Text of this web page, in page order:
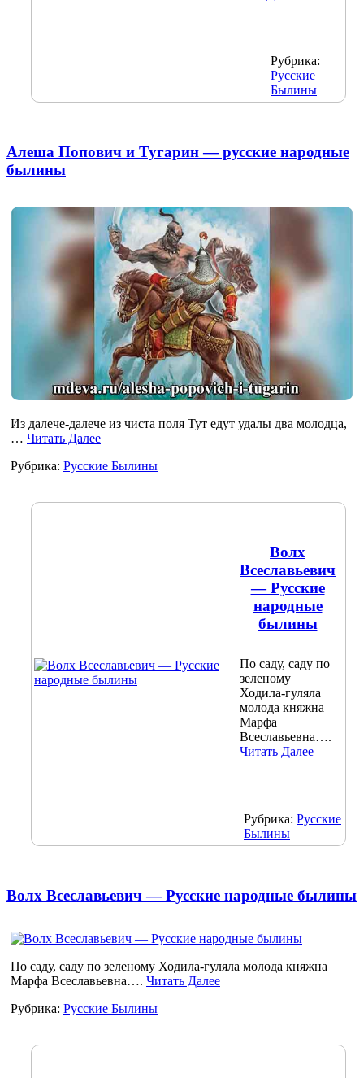
Рубрика:
Русские
Былины
Алеша Попович и Тугарин — русские народные
былины
Из далече-далече из чиста поля Тут едут удалы два молодца,
… Читать Далее
Рубрика: Русские Былины
Волх
Всеславьевич
— Русские
народные
былины
По саду, саду по
зеленому
Ходила-гуляла
молода княжна
Марфа
Всеславьевна….
Читать Далее
Рубрика: Русские
Былины
Волх Всеславьевич — Русские народные былины
По саду, саду по зеленому Ходила-гуляла молода княжна
Марфа Всеславьевна…. Читать Далее
Рубрика: Русские Былины